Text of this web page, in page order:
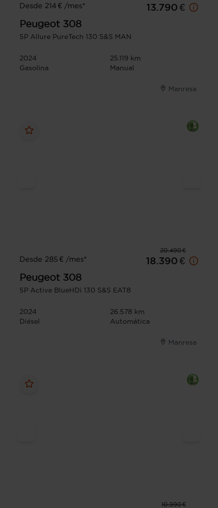
Desde 214 € /mes*
13.790 €
Peugeot 308
5P Allure PureTech 130 S&S MAN
2024
25.119 km
Gasolina
Manual
Manresa
20.490 €
Desde 285 € /mes*
18.390 €
Peugeot 308
5P Active BlueHDi 130 S&S EAT8
2024
26.578 km
Diésel
Automática
Manresa
10.990 €